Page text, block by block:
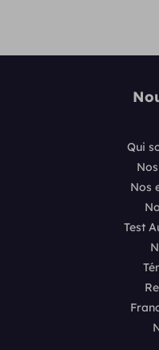
Qui
Nos
Test